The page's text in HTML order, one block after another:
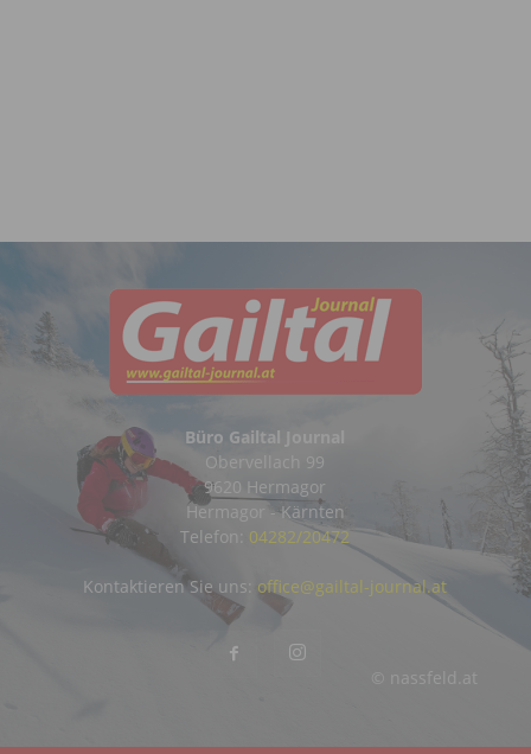
Büro Gailtal Journal
Obervellach 99
9620 Hermagor
Hermagor - Kärnten
Telefon: 04282/20472
© nassfeld.at
Kontaktieren Sie uns: office@gailtal-journal.at